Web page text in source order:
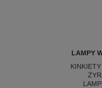
LAMPY